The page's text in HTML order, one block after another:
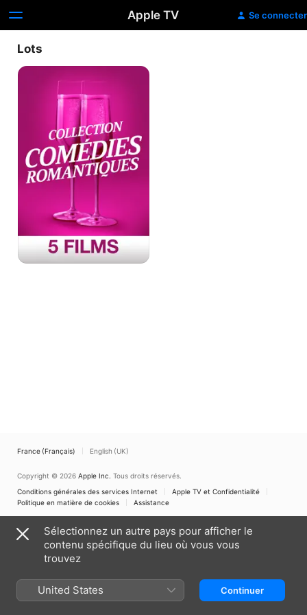
Apple TV Se connecter
Lots
Collection
Comédies
Romantiques
France (Français) English (UK)
Copyright © 2026 Apple Inc. Tous droits réservés.
Conditions générales des services Internet
Apple TV et Confidentialité
Politique en matière de cookies
Assistance
Sélectionnez un autre pays pour afficher le
contenu spécifique du lieu où vous vous
trouvez
United States Continuer